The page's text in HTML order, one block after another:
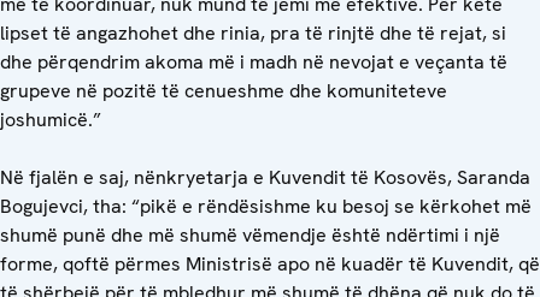
lipset të angazhohet dhe rinia, pra të rinjtë dhe të rejat, si
dhe përqendrim akoma më i madh në nevojat e veçanta të
grupeve në pozitë të cenueshme dhe komuniteteve
joshumicë.”
Në fjalën e saj, nënkryetarja e Kuvendit të Kosovës, Saranda
Bogujevci, tha: “pikë e rëndësishme ku besoj se kërkohet më
shumë punë dhe më shumë vëmendje është ndërtimi i një
forme, qoftë përmes Ministrisë apo në kuadër të Kuvendit, që